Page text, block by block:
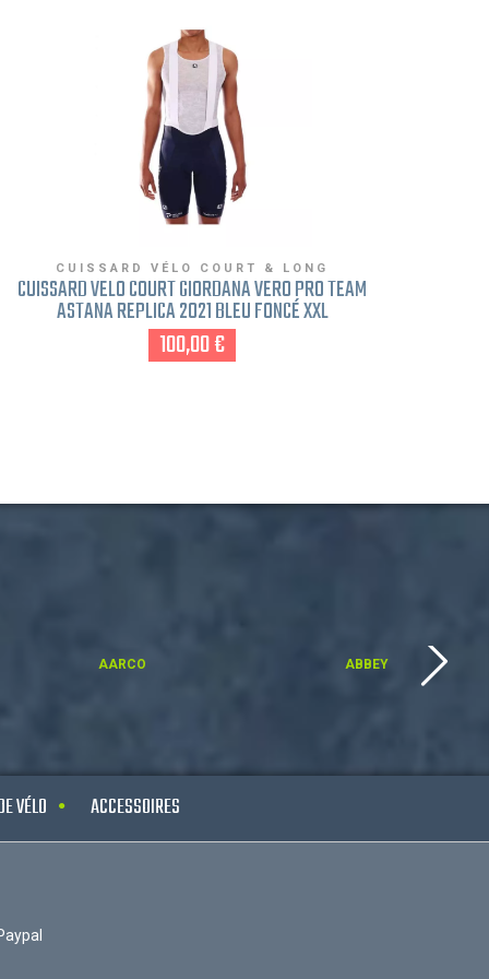
CUISSARD VÉLO COURT & LONG
CUISSARD VÉLO COURT GIORDANA VERO PRO TEAM
ASTANA REPLICA 2021 BLEU FONCÉ XXL
100,00 €
AARCO ABBEY
VÉLO ACCESSOIRES